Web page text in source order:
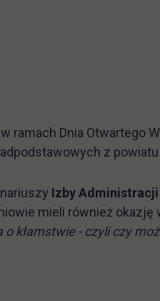
w ramach Dnia Otwartego
z powiatu
Izby
mieli również okazję
o kłamstwie - czyli czy